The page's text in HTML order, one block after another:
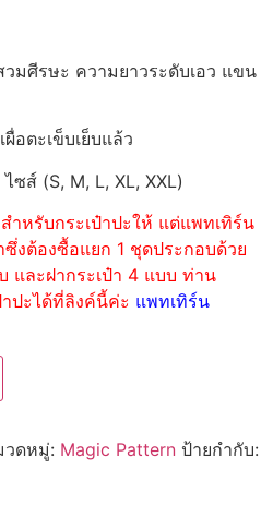
มศีรษะ ความยาวระดับเอว แขน
อตะเข็บเย็บแล้ว
ซส์ (S, M, L, XL, XXL)
ำหรับกระเป๋าปะให้ แต่แพทเทิร์น
ซึ่งต้องซื้อแยก 1 ชุดประกอบด้วย
และฝากระเป๋า 4 แบบ ท่าน
ปะได้ที่ลิงค์นี้ค่ะ แพทเทิร์น
ดหมู่: Magic Pattern ป้ายกำกับ: